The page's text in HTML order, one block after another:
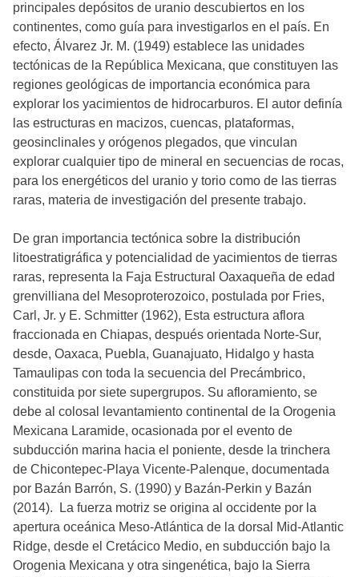
principales depósitos de uranio descubiertos en los
continentes, como guía para investigarlos en el país. En
efecto, Álvarez Jr. M. (1949) establece las unidades
tectónicas de la República Mexicana, que constituyen las
regiones geológicas de importancia económica para
explorar los yacimientos de hidrocarburos. El autor definía
las estructuras en macizos, cuencas, plataformas,
geosinclinales y orógenos plegados, que vinculan
explorar cualquier tipo de mineral en secuencias de rocas,
para los energéticos del uranio y torio como de las tierras
raras, materia de investigación del presente trabajo.
De gran importancia tectónica sobre la distribución
litoestratigráfica y potencialidad de yacimientos de tierras
raras, representa la Faja Estructural Oaxaqueña de edad
grenvilliana del Mesoproterozoico, postulada por Fries,
Carl, Jr. y E. Schmitter (1962), Esta estructura aflora
fraccionada en Chiapas, después orientada Norte-Sur,
desde, Oaxaca, Puebla, Guanajuato, Hidalgo y hasta
Tamaulipas con toda la secuencia del Precámbrico,
constituida por siete supergrupos. Su afloramiento, se
debe al colosal levantamiento continental de la Orogenia
Mexicana Laramide, ocasionada por el evento de
subducción marina hacia el poniente, desde la trinchera
de Chicontepec-Playa Vicente-Palenque, documentada
por Bazán Barrón, S. (1990) y Bazán-Perkin y Bazán
(2014). La fuerza motriz se origina al occidente por la
apertura oceánica Meso-Atlántica de la dorsal Mid-Atlantic
Ridge, desde el Cretácico Medio, en subducción bajo la
Orogenia Mexicana y otra singenética, bajo la Sierra